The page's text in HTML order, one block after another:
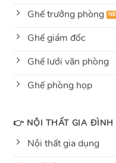
Ghế trưởng phòng
Ghế giám đốc
Ghế lưới văn phòng
Ghế phòng họp
👉 NỘI THẤT GIA ĐÌNH
Nội thất gia dụng